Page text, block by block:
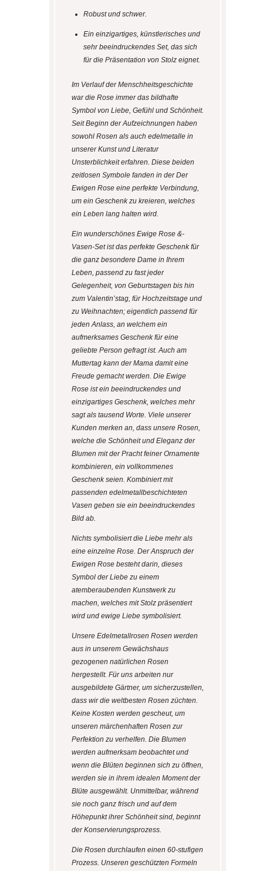
Robust und schwer.
Ein einzigartiges, künstlerisches und
sehr beeindruckendes Set, das sich
für die Präsentation von Stolz eignet.
Im Verlauf der Menschheitsgeschichte
war die Rose immer das bildhafte
Symbol von Liebe, Gefühl und Schönheit.
Seit Beginn der Aufzeichnungen haben
sowohl Rosen als auch edelmetalle in
unserer Kunst und Literatur
Unsterblichkeit erfahren. Diese beiden
zeitlosen Symbole fanden in der Der
Ewigen Rose eine perfekte Verbindung,
um ein Geschenk zu kreieren, welches
ein Leben lang halten wird.
Ein wunderschönes Ewige Rose &-
Vasen-Set ist das perfekte Geschenk für
die ganz besondere Dame in Ihrem
Leben, passend zu fast jeder
Gelegenheit, von Geburtstagen bis hin
zum Valentin’stag, für Hochzeitstage und
zu Weihnachten; eigentlich passend für
jeden Anlass, an welchem ein
aufmerksames Geschenk für eine
geliebte Person gefragt ist. Auch am
Muttertag kann der Mama damit eine
Freude gemacht werden. Die Ewige
Rose ist ein beeindruckendes und
einzigartiges Geschenk, welches mehr
sagt als tausend Worte. Viele unserer
Kunden merken an, dass unsere Rosen,
welche die Schönheit und Eleganz der
Blumen mit der Pracht feiner Ornamente
kombinieren, ein vollkommenes
Geschenk seien. Kombiniert mit
passenden edelmetallbeschichteten
Vasen geben sie ein beeindruckendes
Bild ab.
Nichts symbolisiert die Liebe mehr als
eine einzelne Rose. Der Anspruch der
Ewigen Rose besteht darin, dieses
Symbol der Liebe zu einem
atemberaubenden Kunstwerk zu
machen, welches mit Stolz präsentiert
wird und ewige Liebe symbolisiert.
Unsere Edelmetallrosen Rosen werden
aus in unserem Gewächshaus
gezogenen natürlichen Rosen
hergestellt. Für uns arbeiten nur
ausgebildete Gärtner, um sicherzustellen,
dass wir die weltbesten Rosen züchten.
Keine Kosten werden gescheut, um
unseren märchenhaften Rosen zur
Perfektion zu verhelfen. Die Blumen
werden aufmerksam beobachtet und
wenn die Blüten beginnen sich zu öffnen,
werden sie in ihrem idealen Moment der
Blüte ausgewählt. Unmittelbar, während
sie noch ganz frisch und auf dem
Höhepunkt ihrer Schönheit sind, beginnt
der Konservierungsprozess.
Die Rosen durchlaufen einen 60-stufigen
Prozess. Unseren geschützten Formeln